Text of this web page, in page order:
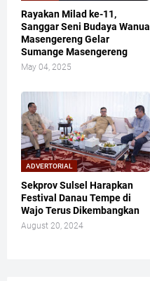
Rayakan Milad ke-11,
Sanggar Seni Budaya Wanua
Masengereng Gelar
Sumange Masengereng
May 04, 2025
ADVERTORIAL
Sekprov Sulsel Harapkan
Festival Danau Tempe di
Wajo Terus Dikembangkan
August 20, 2024